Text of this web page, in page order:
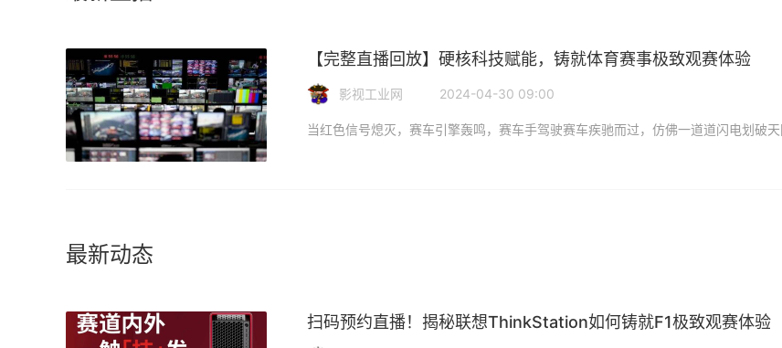
【完整直播回放】硬核科技赋能，铸就体育赛事极致观赛体验
影视工业网 2024-04-30 09:00
最新动态
扫码预约直播！揭秘联想ThinkStation如何铸就F1极致观赛体验